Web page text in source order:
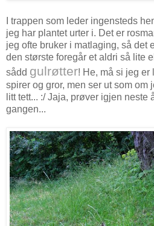
I trappen som leder ingensteds
jeg har plantet urter i. Det er
jeg ofte bruker i matlaging, så det
den største foregår et aldri så lite
sådd gulrøtter! He, må si jeg er
spirer og gror, men ser ut som om
litt tett... :/ Jaja, prøver igjen neste
gangen...